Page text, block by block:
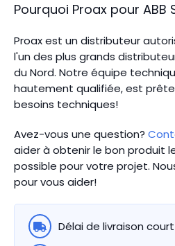
Pourquoi Proax pour ABB
Proax est un distributeur
l'un des plus grands
du Nord. Notre équipe
hautement qualifiée, est
besoins techniques!
Avez-vous une question?
aider à obtenir le bon produit
possible pour votre projet.
pour vous aider!
Délai de livraison court